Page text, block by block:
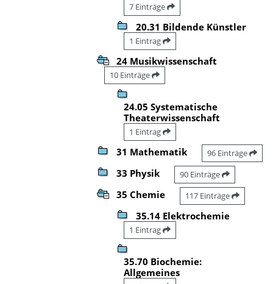
7 Einträge
20.31 Bildende Künstler
1 Eintrag
24 Musikwissenschaft
10 Einträge
24.05 Systematische
Theaterwissenschaft
1 Eintrag
31 Mathematik 96 Einträge
33 Physik 90 Einträge
35 Chemie 117 Einträge
35.14 Elektrochemie
1 Eintrag
35.70 Biochemie:
Allgemeines